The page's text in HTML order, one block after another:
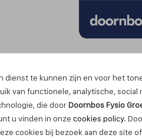
dienst te kunnen zijn en voor het
van functionele, analytische,
die doorDoornbos Fysio
u vinden in onze cookies policy.
cookies bij bezoek aan deze site
Maak nu